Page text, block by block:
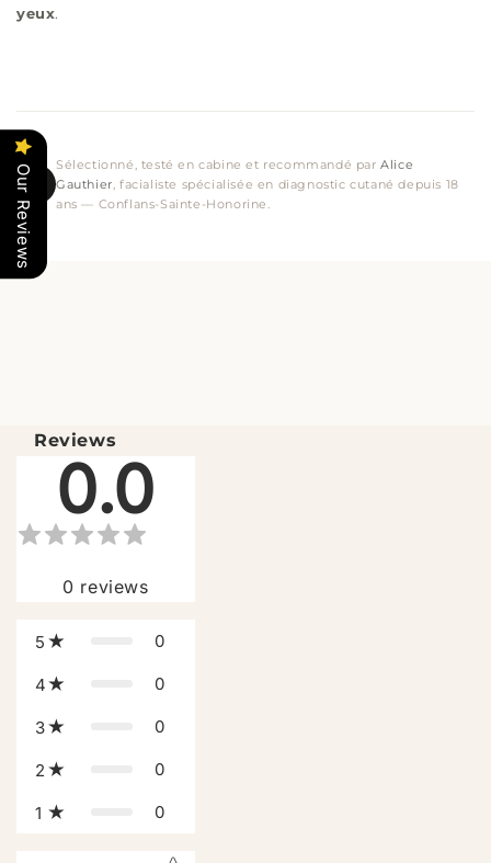
yeux.
Sélectionné, testé en cabine et recommandé parAlice
Gauthier , facialiste spécialisée en diagnostic cutané depuis 18
ans — Conflans-Sainte-Honorine.
Reviews
0.0
0 reviews
5 0
4 0
3 0
2 0
1 0
Our Reviews